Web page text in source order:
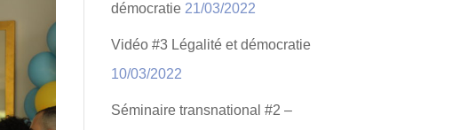
démocratie 21/03/2022
Vidéo #3 Légalité et démocratie
10/03/2022
Séminaire transnational #2 –